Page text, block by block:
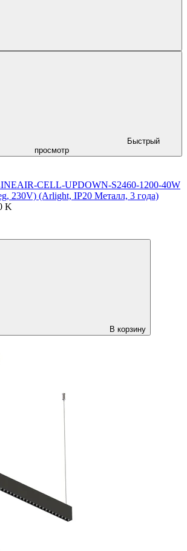
Быстрый
просмотр
CELL-UPDOWN-S2460-1200-40W
230V) (Arlight, IP20 Металл, 3 года)
K
В корзину